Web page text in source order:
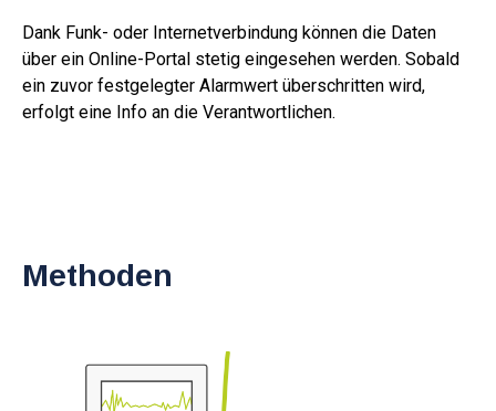
Dank Funk- oder Internetverbindung können die Daten
über ein Online-Portal stetig eingesehen werden. Sobald
ein zuvor festgelegter Alarmwert überschritten wird,
erfolgt eine Info an die Verantwortlichen.
Methoden